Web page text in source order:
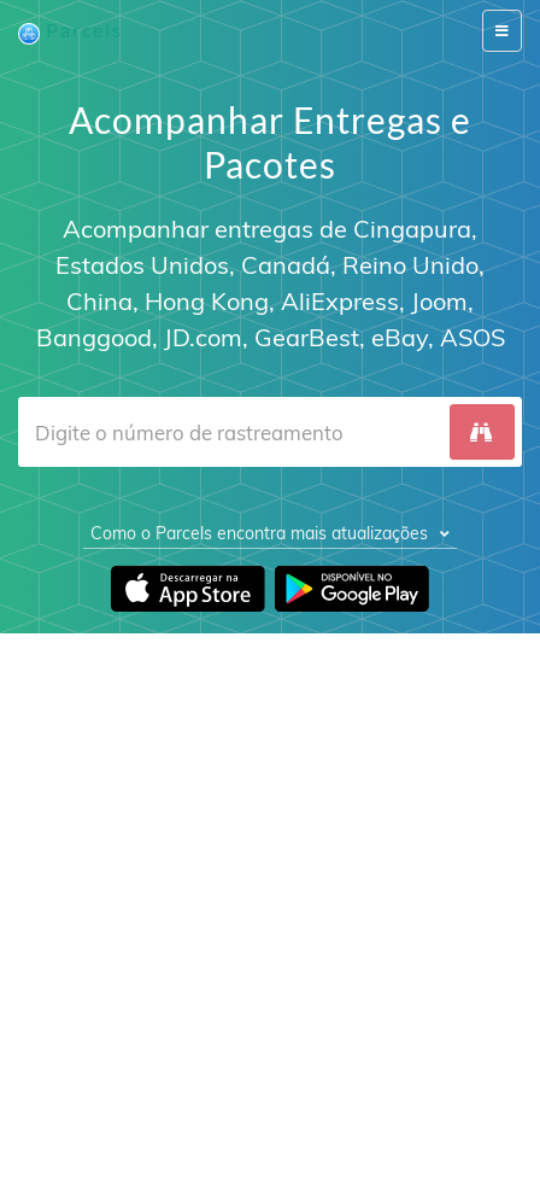
Switch
Parcels
Acompanhar Entregas e
Pacotes
Acompanhar entregas de Cingapura,
Estados Unidos,Canadá,Reino Unido,
China,Hong Kong, AliExpress, Joom,
Banggood, JD.com, GearBest, eBay,ASOS
Como o Parcels encontra mais atualizações